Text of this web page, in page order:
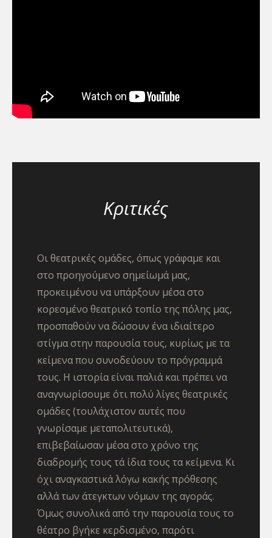
Κριτικές
Οι θεατρικές ομάδες, όπως γράφαμε και
στο προηγούμενο σημείωμά μας,
προκειμένου να υπάρξουν μέσα στο
κορεσμένο θεατρικό τοπίο της πόλης μας,
προσπαθούν να δώσουν ένα ιδιαίτερο
στίγμα στην παρουσία τους, κυρίως με τα
κείμενα που συνοδεύουν το πρόγραμμά
τους. Η ιστορία είναι παλιά και πρέπει να
αναγνωρίσουμε ότι πολύ λίγες θεατρικές
ομάδες (τουλάχιστον αυτές που
γνωρίσαμε μεταπολιτευτικά),
επιβεβαίωσαν μέσα στο χρόνο της
διαδρομής τους τά ίδια τους τα κείμενα. Κι
όχι αναγκαστικά λόγω κακής πρόθεσης
αλλά των άτεγκτων νόμων της αγοράς.
Όμως συνολικά από την παρουσία τους το
θέατρο βγήκε κερδισμένο, παρότι